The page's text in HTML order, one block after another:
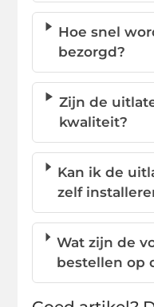
Hoe snel
bezorgd?
Zijn de
kwaliteit?
Kan ik de
zelf
Wat zijn de
bestellen op